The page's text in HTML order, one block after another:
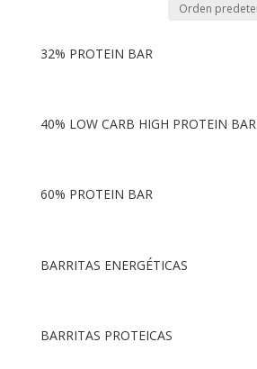
32% PROTEIN BAR
40% LOW CARB HIGH PROTEIN BAR
60% PROTEIN BAR
BARRITAS ENERGÉTICAS
BARRITAS PROTEICAS